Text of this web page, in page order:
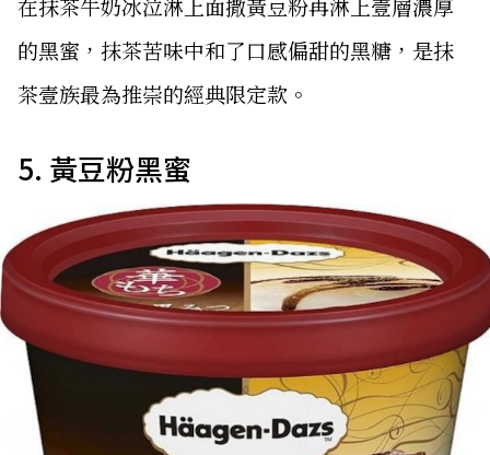
的黑蜜，抹茶苦味中和了口感偏甜的黑糖，是抹
茶壹族最為推崇的經典限定款。
5. 黃豆粉黑蜜